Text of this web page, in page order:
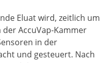
Eluat wird, zeitlich um
AccuVap-Kammer
in der
und gesteuert. Nach